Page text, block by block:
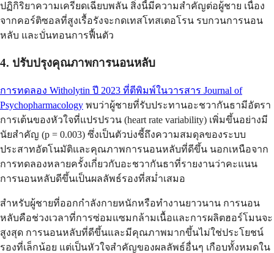
ปฏิกิริยาความเครียดเฉียบพลัน สิ่งนี้มีความสำคัญต่อผู้ชาย เนื่อง
จากคอร์ติซอลที่สูงเรื้อรังจะกดเทสโทสเตอโรน รบกวนการนอน
หลับ และบั่นทอนการฟื้นตัว
4. ปรับปรุงคุณภาพการนอนหลับ
การทดลอง Witholytin ปี 2023 ที่ตีพิมพ์ในวารสาร Journal of
Psychopharmacology พบว่าผู้ชายที่รับประทานอะชวากันธามีอัตรา
การเต้นของหัวใจที่แปรปรวน (heart rate variability) เพิ่มขึ้นอย่างมี
นัยสำคัญ (p = 0.003) ซึ่งเป็นตัวบ่งชี้ถึงความสมดุลของระบบ
ประสาทอัตโนมัติและคุณภาพการนอนหลับที่ดีขึ้น นอกเหนือจาก
การทดลองหลายครั้งเกี่ยวกับอะชวากันธาที่รายงานว่าคะแนน
การนอนหลับดีขึ้นเป็นผลลัพธ์รองที่สม่ำเสมอ
สำหรับผู้ชายที่ออกกำลังกายหนักหรือทำงานยาวนาน การนอน
หลับคือช่วงเวลาที่การซ่อมแซมกล้ามเนื้อและการผลิตฮอร์โมนจะ
สูงสุด การนอนหลับที่ดีขึ้นและมีคุณภาพมากขึ้นไม่ใช่ประโยชน์
รองที่เล็กน้อย แต่เป็นหัวใจสำคัญของผลลัพธ์อื่นๆ เกือบทั้งหมดใน